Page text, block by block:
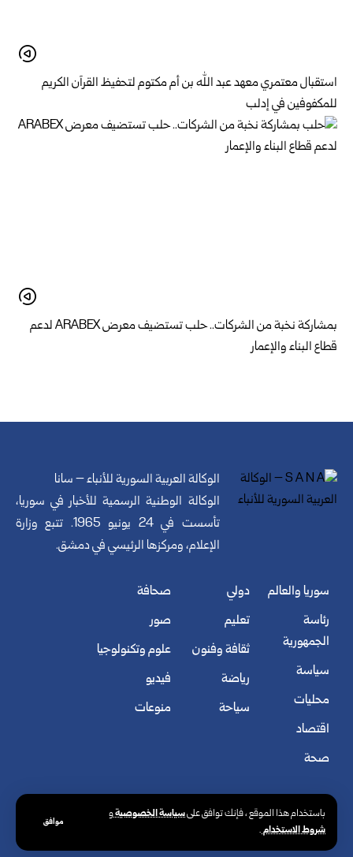
باستخدام هذا الموقع ، فإنك توافق علىسياسة الخصوصيةو
شروط الاستخدام.
موافق
استقبال معتمري معهد عبد الله بن أم مكتوم لتحفيظ القرآن الكريم
للمكفوفين في إدلب
بمشاركة نخبة من الشركات.. حلب تستضيف معرض ARABEX لدعم
قطاع البناء والإعمار
الوكالة العربية السورية للأنباء – سانا
الوكالة الوطنية الرسمية للأخبار في سوريا،
تأسست في 24 يونيو 1965. تتبع وزارة
الإعلام، ومركزها الرئيسي في دمشق.
سوريا والعالم
رئاسة
الجمهورية
سياسة
محليات
اقتصاد
صحة
دولي
تعليم
ثقافة وفنون
رياضة
سياحة
صحافة
صور
علوم وتكنولوجيا
فيديو
منوعات
© الوكالة العربية السورية للأنباء. كافة الحقوق محفوظة.